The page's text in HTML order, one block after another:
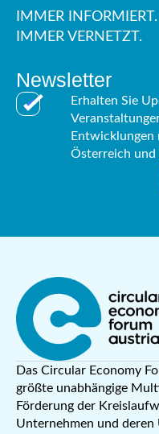
IMMER INFORMIERT.
IMMER VERNETZT.
Newsletter
Erhalten Sie
Österreich und
Das Circular Economy
größte unabhängige
Förderung der
Unternehmen und